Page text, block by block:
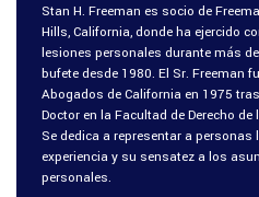
Stan H. Freeman es socio de
Hills, California, donde ha ejercido
lesiones personales durante más
bufete desde 1980. El Sr. Freeman
Abogados de California en 1975
Doctor en la Facultad de Derecho
Se dedica a representar a
experiencia y su sensatez a los
personales.